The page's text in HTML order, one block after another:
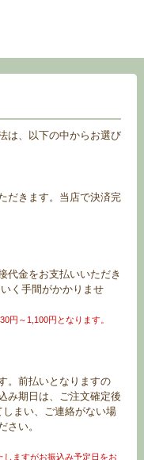
は、以下の中からお選び
だきます。当店で決済完
代金をお支払いいただき
く手間がかかりませ
円～1,100円となります。
。前払いとなりますの
み期日は、ご注文確定後
まい、ご連絡がない場
さい。
ますがお振込み予定日をお